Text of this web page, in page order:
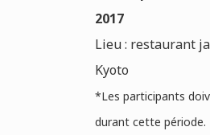
2017
Lieu : restaurant
Kyoto
*Les participants
durant cette période.